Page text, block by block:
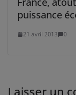
puissance
21 avril 2013 0
Laisser un